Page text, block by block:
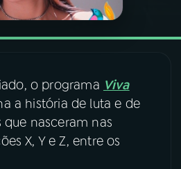
o programa Viva
a história de luta e de
que nasceram nas
X, Y e Z, entre os